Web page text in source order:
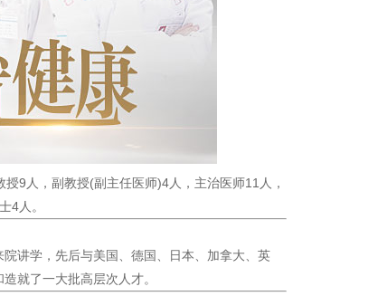
9人，副教授(副主任医师)4人，主治医师11人，
4人。
讲学，先后与美国、德国、日本、加拿大、英
就了一大批高层次人才。